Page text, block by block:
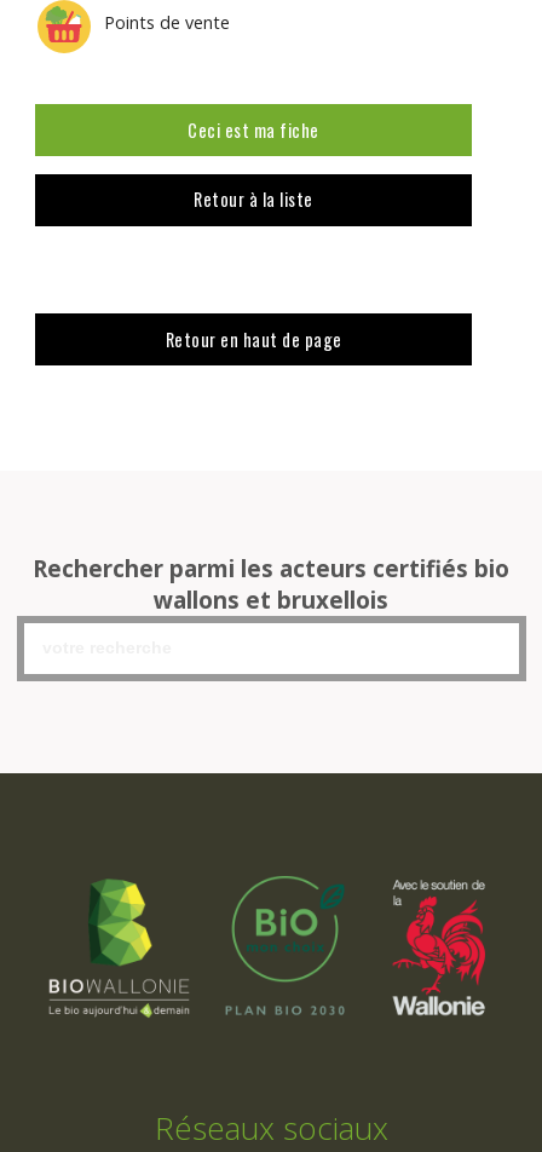
Points de vente
Ceci est ma fiche
Retour à la liste
Retour en haut de page
Rechercher parmi les acteurs certifiés bio
wallons et bruxellois
Réseaux sociaux